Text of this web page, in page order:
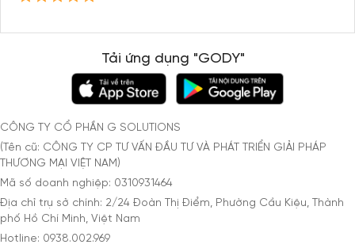
Tải ứng dụng "GODY"
CÔNG TY CỔ PHẦN G SOLUTIONS
(Tên cũ: CÔNG TY CP TƯ VẤN ĐẦU TƯ VÀ PHÁT TRIỂN GIẢI PHÁP
THƯƠNG MẠI VIỆT NAM)
Mã số doanh nghiệp: 0310931464
Địa chỉ trụ sở chính: 2/24 Đoàn Thị Điểm, Phường Cầu Kiệu, Thành
phố Hồ Chí Minh, Việt Nam
Hotline: 0938.002.969